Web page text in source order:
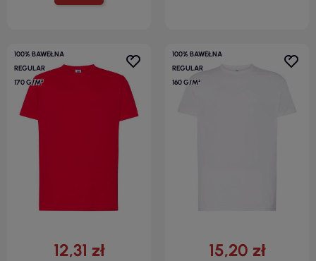
100% BAWEŁNA
REGULAR
170 G/M²
12,31 zł
100% BAWEŁNA
REGULAR
160 G/M²
15,20 zł